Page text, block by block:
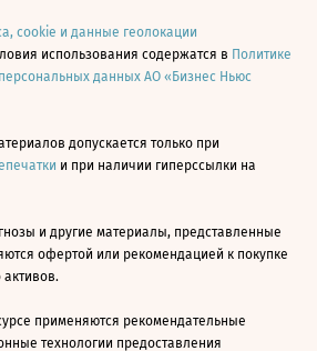
cookie и данные геолокации
использования содержатся в Политике
данных АО «Бизнес Ньюс
допускается только при
и при наличии гиперссылки на
и другие материалы, представленные
офертой или рекомендацией к покупке
применяются рекомендательные
технологии предоставления